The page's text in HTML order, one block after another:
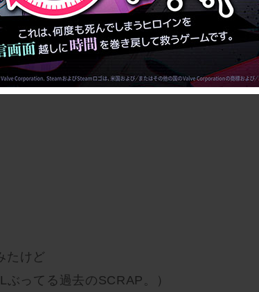
たけど
ってる過去のSCRAP。）